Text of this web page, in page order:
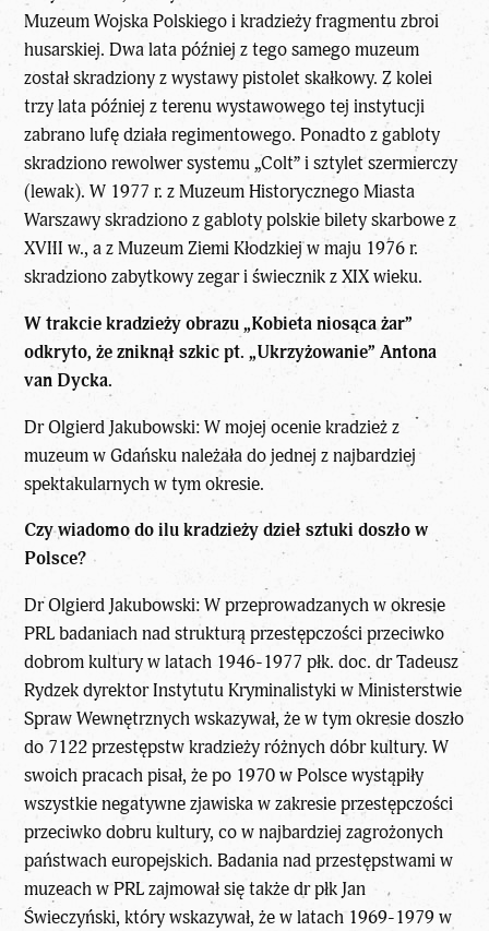
Muzeum Wojska Polskiego i kradzieży fragmentu zbroi
husarskiej. Dwa lata później z tego samego muzeum
został skradziony z wystawy pistolet skałkowy. Z kolei
trzy lata później z terenu wystawowego tej instytucji
zabrano lufę działa regimentowego. Ponadto z gabloty
skradziono rewolwer systemu „Colt” i sztylet szermierczy
(lewak). W 1977 r. z Muzeum Historycznego Miasta
Warszawy skradziono z gabloty polskie bilety skarbowe z
XVIII w., a z Muzeum Ziemi Kłodzkiej w maju 1976 r.
skradziono zabytkowy zegar i świecznik z XIX wieku.
W trakcie kradzieży obrazu „Kobieta niosąca żar”
odkryto, że zniknął szkic pt. „Ukrzyżowanie” Antona
van Dycka.
Dr Olgierd Jakubowski: W mojej ocenie kradzież z
muzeum w Gdańsku należała do jednej z najbardziej
spektakularnych w tym okresie.
Czy wiadomo do ilu kradzieży dzieł sztuki doszło w
Polsce?
Dr Olgierd Jakubowski: W przeprowadzanych w okresie
PRL badaniach nad strukturą przestępczości przeciwko
dobrom kultury w latach 1946-1977 płk. doc. dr Tadeusz
Rydzek dyrektor Instytutu Kryminalistyki w Ministerstwie
Spraw Wewnętrznych wskazywał, że w tym okresie doszło
do 7122 przestępstw kradzieży różnych dóbr kultury. W
swoich pracach pisał, że po 1970 w Polsce wystąpiły
wszystkie negatywne zjawiska w zakresie przestępczości
przeciwko dobru kultury, co w najbardziej zagrożonych
państwach europejskich. Badania nad przestępstwami w
muzeach w PRL zajmował się także dr płk Jan
Świeczyński, który wskazywał, że w latach 1969-1979 w